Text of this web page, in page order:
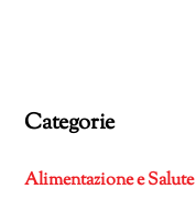
Categorie
Alimentazione e Salute